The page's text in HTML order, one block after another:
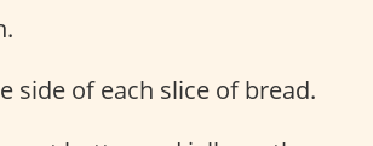
side of each slice of bread.